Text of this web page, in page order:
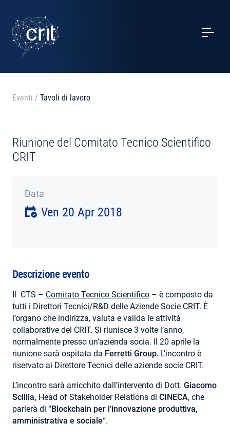
SERVIZI
CASI STUDIO
NOTIZIE
CONTATTI
Eventi / Tavoli di lavoro
Riunione del Comitato Tecnico Scientifico
CRIT
Data
Ven 20 Apr 2018
Descrizione evento
Il CTS – Comitato Tecnico Scientifico – è composto da
tutti i Direttori Tecnici/R&D delle Aziende Socie CRIT. È
l’organo che indirizza, valuta e valida le attività
collaborative del CRIT. Si riunisce 3 volte l’anno,
normalmente presso un’azienda socia. Il 20 aprile la
riunione sarà ospitata da Ferretti Group. L’incontro è
riservato ai Direttore Tecnici delle aziende socie CRIT.
L’incontro sarà arricchito dall’intervento di Dott. Giacomo
Scillia, Head of Stakeholder Relations di CINECA, che
parlerà di “Blockchain per l’innovazione produttiva,
amministrativa e sociale“.